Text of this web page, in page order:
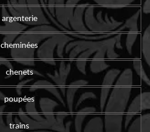
argenterie
cheminées
chenets
poupées
trains